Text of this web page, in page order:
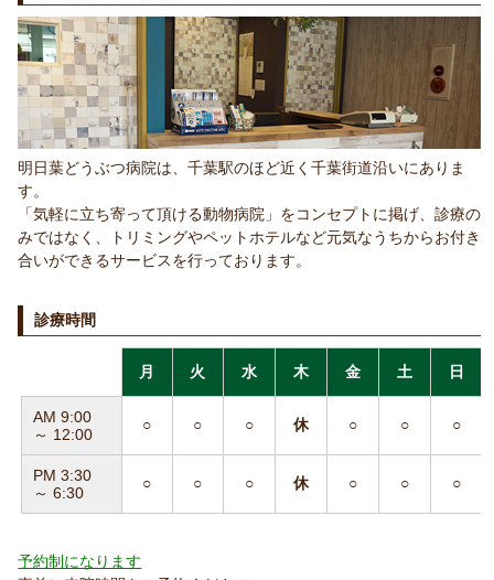
明日葉どうぶつ病院は、千葉駅のほど近く千葉街道沿いにありま
す。
「気軽に立ち寄って頂ける動物病院」をコンセプトに掲げ、診療の
みではなく、トリミングやペットホテルなど元気なうちからお付き
合いができるサービスを行っております。
診療時間
月 火 水 木 金 土 日
AM 9:00
～ 12:00
○ ○ ○ 休 ○ ○ ○
PM 3:30
～ 6:30
○ ○ ○ 休 ○ ○ ○
予約制になります